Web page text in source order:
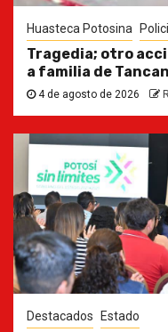
Huasteca Potosina
Tragedia; otro
a familia de
4 de agosto de 2026
Destacados Estado